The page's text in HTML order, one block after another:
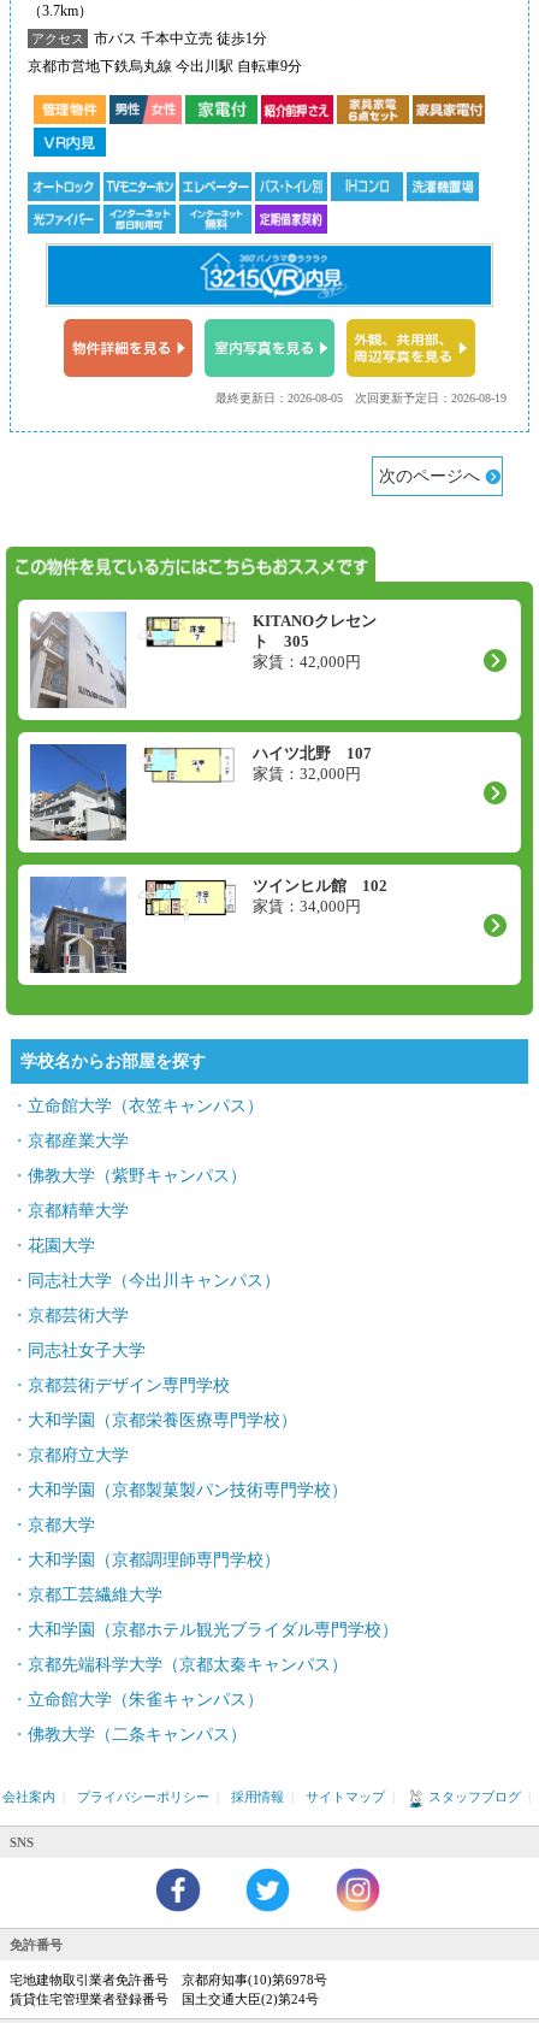
（3.7km）
アクセス
市バス 千本中立売 徒歩1分
京都市営地下鉄烏丸線 今出川駅 自転車9分
次回更新予定日：2026-08-19
最終更新日：2026-08-05
次のページへ
KITANOクレセン
ト 305
家賃： 42,000 円
ハイツ北野 107
家賃： 32,000 円
ツインヒル館 102
家賃： 34,000 円
学校名からお部屋を探す
立命館大学（衣笠キャンパス）
京都産業大学
佛教大学（紫野キャンパス）
京都精華大学
花園大学
同志社大学（今出川キャンパス）
京都芸術大学
同志社女子大学
京都芸術デザイン専門学校
大和学園（京都栄養医療専門学校）
京都府立大学
大和学園（京都製菓製パン技術専門学校）
京都大学
大和学園（京都調理師専門学校）
京都工芸繊維大学
大和学園（京都ホテル観光ブライダル専門学校）
京都先端科学大学（京都太秦キャンパス）
立命館大学（朱雀キャンパス）
佛教大学（二条キャンパス）
会社案内 プライバシーポリシー 採用情報 サイトマップ スタッフブログ
SNS
免許番号
宅地建物取引業者免許番号 京都府知事(10)第6978号
賃貸住宅管理業者登録番号 国土交通大臣(2)第24号